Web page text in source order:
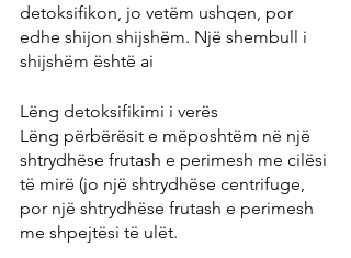
detoksifikon, jo vetëm ushqen, por
edhe shijon shijshëm. Një shembull i
shijshëm është ai
Lëng detoksifikimi i verës
Lëng përbërësit e mëposhtëm në një
shtrydhëse frutash e perimesh me cilësi
të mirë (jo një shtrydhëse centrifuge,
por një shtrydhëse frutash e perimesh
me shpejtësi të ulët.